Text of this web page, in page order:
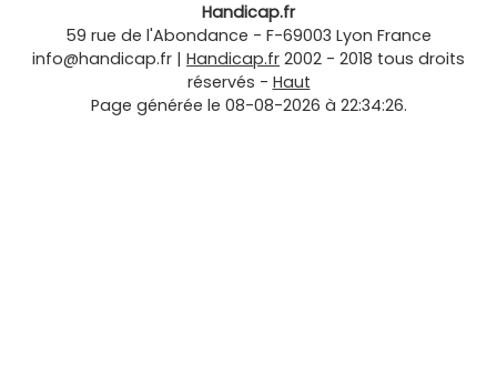
Handicap.fr
59 rue de l'Abondance - F-69003 Lyon France
info@handicap.fr | Handicap.fr 2002 - 2018 tous droits
réservés - Haut
Page générée le 08-08-2026 à 22:34:26.